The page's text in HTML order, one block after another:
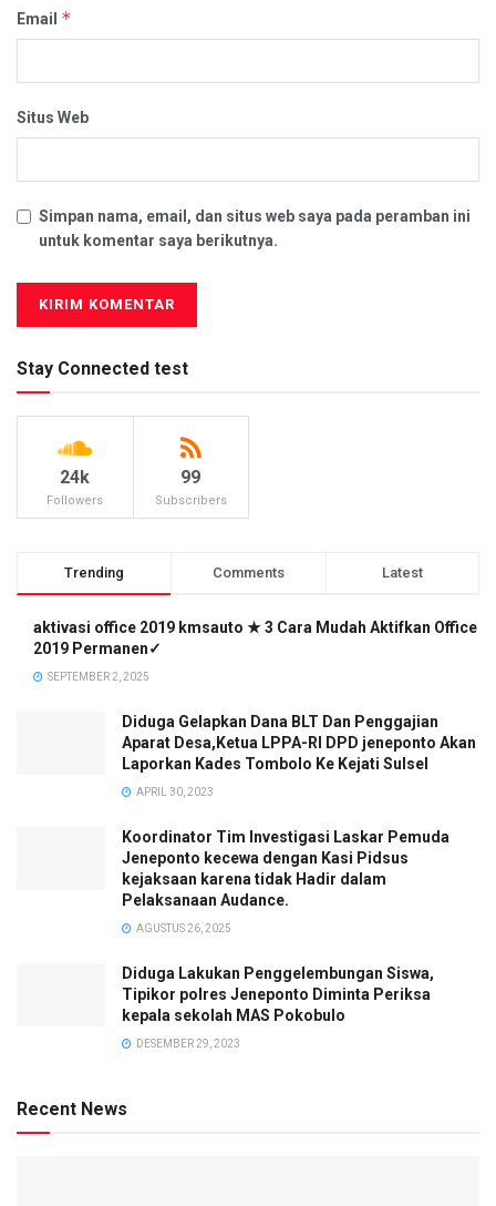
Email *
Situs Web
Simpan nama, email, dan situs web saya pada peramban ini
untuk komentar saya berikutnya.
Stay Connected test
24k
Followers
99
Subscribers
Trending Comments Latest
aktivasi office 2019 kmsauto ★ 3 Cara Mudah Aktifkan Office
2019 Permanen✓
SEPTEMBER 2, 2025
Diduga Gelapkan Dana BLT Dan Penggajian
Aparat Desa,Ketua LPPA-RI DPD jeneponto Akan
Laporkan Kades Tombolo Ke Kejati Sulsel
APRIL 30, 2023
Koordinator Tim Investigasi Laskar Pemuda
Jeneponto kecewa dengan Kasi Pidsus
kejaksaan karena tidak Hadir dalam
Pelaksanaan Audance.
AGUSTUS 26, 2025
Diduga Lakukan Penggelembungan Siswa,
Tipikor polres Jeneponto Diminta Periksa
kepala sekolah MAS Pokobulo
DESEMBER 29, 2023
Recent News